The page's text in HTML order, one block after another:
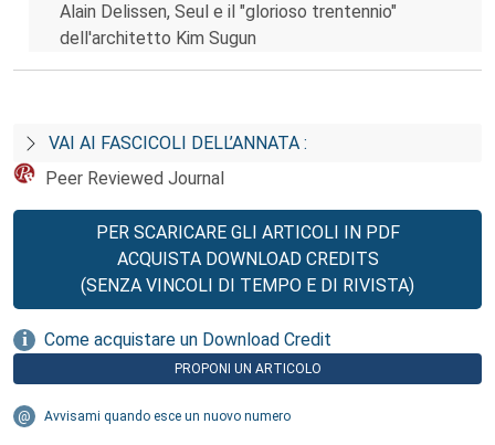
Alain Delissen, Seul e il "glorioso trentennio"
dell'architetto Kim Sugun
VAI AI FASCICOLI DELL’ANNATA :
Peer Reviewed Journal
PER SCARICARE GLI ARTICOLI IN PDF
ACQUISTA DOWNLOAD CREDITS
(SENZA VINCOLI DI TEMPO E DI RIVISTA)
Come acquistare un Download Credit
PROPONI UN ARTICOLO
Avvisami quando esce un nuovo numero